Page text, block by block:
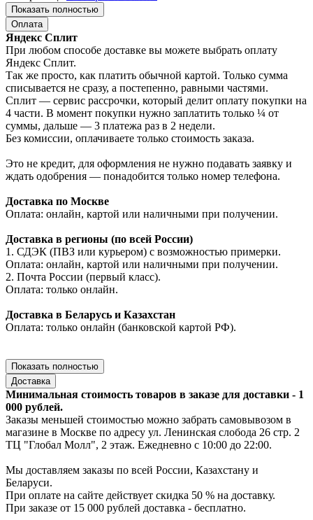
Показать полностью
Оплата
Яндекс Сплит
При любом способе доставке вы можете выбрать оплату
Яндекс Сплит.
Так же просто, как платить обычной картой. Только сумма
списывается не сразу, а постепенно, равными частями.
Сплит — сервис рассрочки, который делит оплату покупки на
4 части. В момент покупки нужно заплатить только ¼ от
суммы, дальше — 3 платежа раз в 2 недели.
Без комиссии, оплачиваете только стоимость заказа.
Это не кредит, для оформления не нужно подавать заявку и
ждать одобрения — понадобится только номер телефона.
Доставка по Москве
Оплата: онлайн, картой или наличными при получении.
Доставка в регионы (по всей России)
1. СДЭК (ПВЗ или курьером) с возможностью примерки.
Оплата: онлайн, картой или наличными при получении.
2. Почта России (первый класс).
Оплата: только онлайн.
Доставка в Беларусь и Казахстан
Оплата: только онлайн (банковской картой РФ).
Показать полностью
Доставка
Минимальная стоимость товаров в заказе для доставки - 1
000 рублей.
Заказы меньшей стоимостью можно забрать самовывозом в
магазине в Москве по адресу ул. Ленинская слобода 26 стр. 2
ТЦ "Глобал Молл", 2 этаж. Ежедневно с 10:00 до 22:00.
Мы доставляем заказы по всей России, Казахстану и
Беларуси.
При оплате на сайте действует скидка 50 % на доставку.
При заказе от 15 000 рублей доставка - бесплатно.